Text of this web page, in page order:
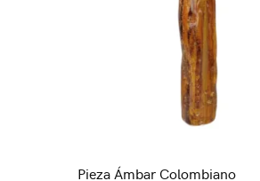
Pieza Ámbar Colombiano